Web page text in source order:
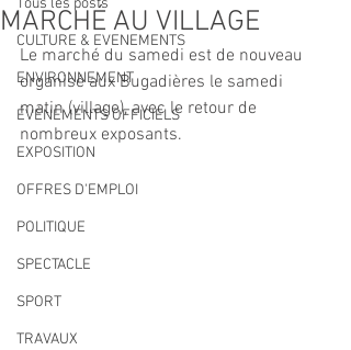
Tous les posts
CULTURE & EVENEMENTS
ENVIRONNEMENT
ÉVÉNEMENTS OFFICIELS
EXPOSITION
OFFRES D'EMPLOI
POLITIQUE
SPECTACLE
SPORT
TRAVAUX
MARCHÉ AU VILLAGE
Le marché du samedi est de nouveau
organisé aux Bugadières le samedi
matin (village), avec le retour de
nombreux exposants.